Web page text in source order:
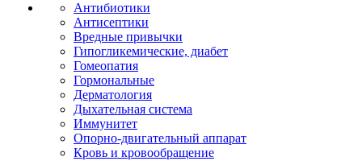
Антибиотики
Антисептики
Вредные привычки
Гипогликемические, диабет
Гомеопатия
Гормональные
Дерматология
Дыхательная система
Иммунитет
Опорно-двигательный аппарат
Кровь и кровообращение